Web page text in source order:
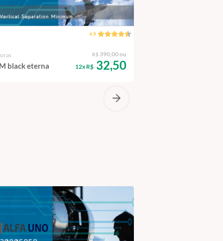
4.9
black eterna
R$ 390,00 ou
12x R$32,50